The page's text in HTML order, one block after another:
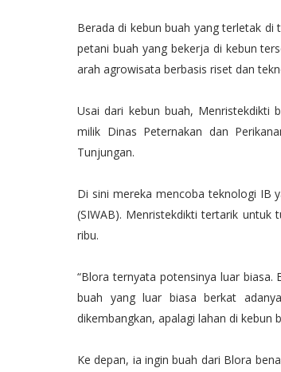
Berada di kebun buah yang terletak
petani buah yang bekerja di kebun
arah agrowisata berbasis riset dan
Usai dari kebun buah, Menristekdikti
milik Dinas Peternakan dan
Tunjungan.
Di sini mereka mencoba teknologi IB
(SIWAB). Menristekdikti tertarik untuk
ribu.
“Blora ternyata potensinya luar biasa.
buah yang luar biasa berkat
dikembangkan, apalagi lahan di kebun
Ke depan, ia ingin buah dari Blora